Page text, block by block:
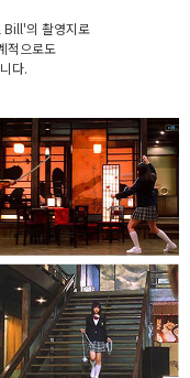
Bill'의 촬영지로
적으로도
다.